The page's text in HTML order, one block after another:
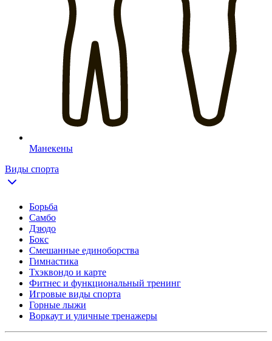
Манекены
Виды спорта
Борьба
Самбо
Дзюдо
Бокс
Смешанные единоборства
Гимнастика
Тхэквондо и карте
Фитнес и функциональный тренинг
Игровые виды спорта
Горные лыжи
Воркаут и уличные тренажеры